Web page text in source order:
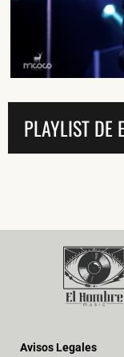
PLAYLIST DE
Avisos Legales
He leído y